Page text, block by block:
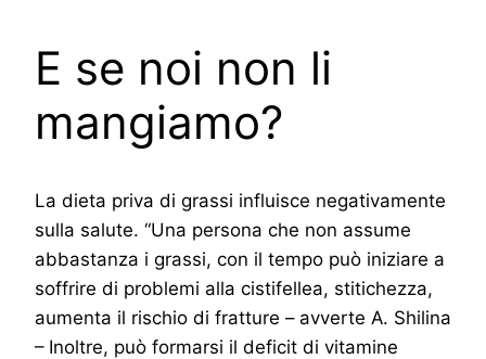
E se noi non li
mangiamo?
La dieta priva di grassi influisce negativamente
sulla salute. “Una persona che non assume
abbastanza i grassi, con il tempo può iniziare a
soffrire di problemi alla cistifellea, stitichezza,
aumenta il rischio di fratture – avverte A. Shilina
– Inoltre, può formarsi il deficit di vitamine